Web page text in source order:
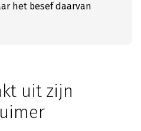
het besef daarvan
uit zijn